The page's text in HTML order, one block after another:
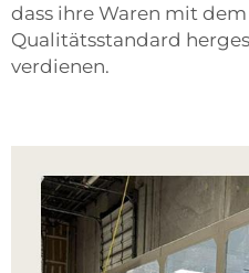
dass ihre Waren mit
Qualitätsstandard
verdienen.